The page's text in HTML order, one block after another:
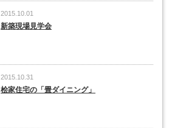
2015.10.01
新築現場見学会
2015.10.31
桧家住宅の「畳ダイニング」